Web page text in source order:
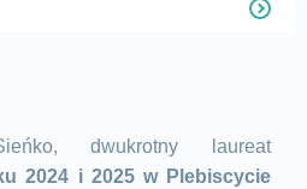
, dwukrotny laureat
2024 i 2025 w Plebiscycie